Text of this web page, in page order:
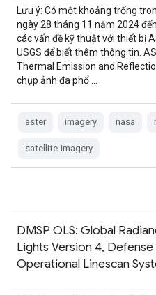
Lưu ý: Có một khoảng trống
ngày 28 tháng 11 năm 2024
các vấn đề kỹ thuật với thiết bị
USGS để biết thêm thông tin.
Thermal Emission and
chụp ảnh đa phổ …
aster imagery nasa
satellite-imagery
DMSP OLS: Global
Lights Version 4,
Operational Linescan